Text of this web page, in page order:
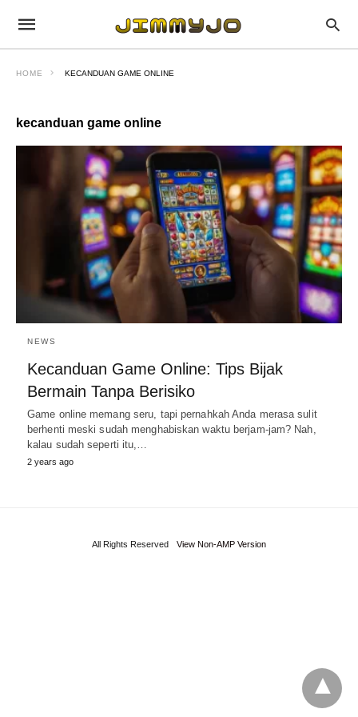
HOME KECANDUAN GAME ONLINE
kecanduan game online
NEWS
Kecanduan Game Online: Tips Bijak
Bermain Tanpa Berisiko
Game online memang seru, tapi pernahkah Anda merasa sulit
berhenti meski sudah menghabiskan waktu berjam-jam? Nah,
kalau sudah seperti itu,…
2 years ago
All Rights Reserved View Non-AMP Version